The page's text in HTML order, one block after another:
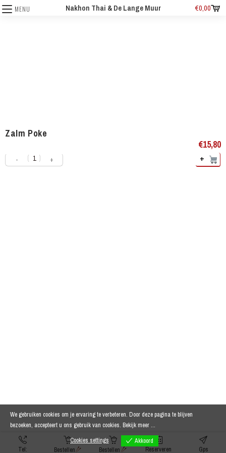
MENU Nakhon Thai & De Lange Muur €0,00
Zalm Poke
€15,80
- + +
Tel: Bestellen Bestellen Reserveren Gps
We gebruiken cookies om je ervaring te verbeteren. Door deze pagina te blijven
bezoeken, accepteert u ons gebruik van cookies. Bekijk meer ...
Cookies settings
Akkoord